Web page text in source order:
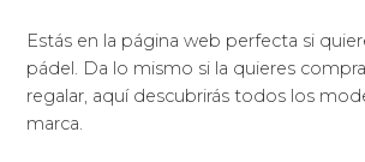
Estás en la página web perfecta si
pádel. Da lo mismo si la quieres
regalar, aquí descubrirás todos los
marca.